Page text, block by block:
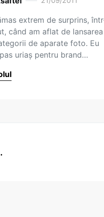
extrem de surprins,
când am aflat de lansarea
de aparate foto. Eu
uriaș pentru brand…